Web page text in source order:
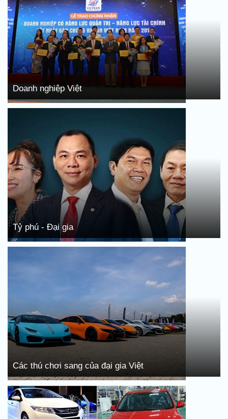
Doanh nghiệp Việt
Tỷ phú - Đại gia
Các thú chơi sang của đại gia Việt